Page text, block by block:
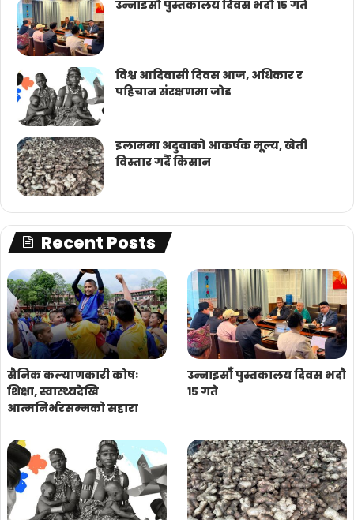
उन्नाइसौँ पुस्तकालय दिवस भदौ १५ गते
विश्व आदिवासी दिवस आज, अधिकार र
पहिचान संरक्षणमा जोड
इलाममा अदुवाको आकर्षक मूल्य, खेती
विस्तार गर्दै किसान
Recent Posts
सैनिक कल्याणकारी कोषः
शिक्षा, स्वास्थ्यदेखि
आत्मनिर्भरसम्मको सहारा
उन्नाइसौँ पुस्तकालय दिवस भदौ
१५ गते